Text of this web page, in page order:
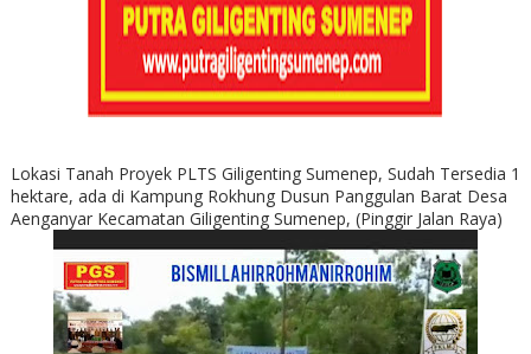
Lokasi Tanah Proyek PLTS Giligenting Sumenep, Sudah Tersedia 1
hektare, ada di Kampung Rokhung Dusun Panggulan Barat Desa
Aenganyar Kecamatan Giligenting Sumenep, (Pinggir Jalan Raya)